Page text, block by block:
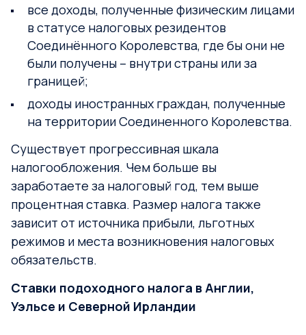
все доходы, полученные физическим лицами
в статусе налоговых резидентов
Соединённого Королевства, где бы они не
были получены – внутри страны или за
границей;
доходы иностранных граждан, полученные
на территории Соединенного Королевства.
Существует прогрессивная шкала
налогообложения. Чем больше вы
заработаете за налоговый год, тем выше
процентная ставка. Размер налога также
зависит от источника прибыли, льготных
режимов и места возникновения налоговых
обязательств.
Ставки подоходного налога в Англии,
Уэльсе и Северной Ирландии